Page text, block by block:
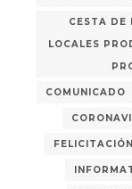
CESTA DE
LOCALES
COMUNICADO